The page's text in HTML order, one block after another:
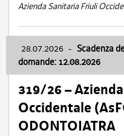
Azienda Sanitaria Friuli
28.07.2026 - Scadenza
domande: 12.08.2026
319/26 –
Occidentale
ODONTOIATRA